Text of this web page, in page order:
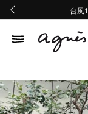
熊本
台風
熊本